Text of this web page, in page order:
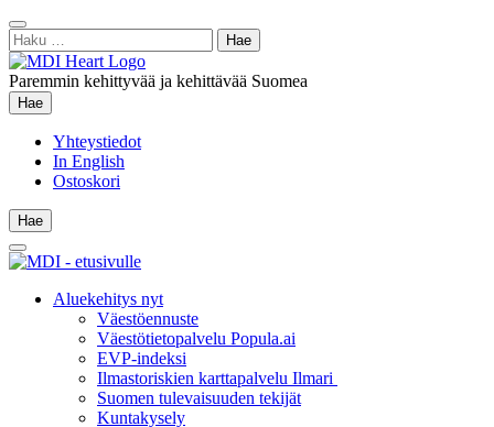
Siirry
sisältöön
Sulje
hae
Haku:
Paremmin kehittyvää ja kehittävää Suomea
Hae
Hae
Yhteystiedot
In English
Ostoskori
Hae
Hae
Main
Menu
Aluekehitys nyt
Väestöennuste
Väestötietopalvelu Popula.ai
EVP-indeksi
Ilmastoriskien karttapalvelu Ilmari
Suomen tulevaisuuden tekijät
Kuntakysely